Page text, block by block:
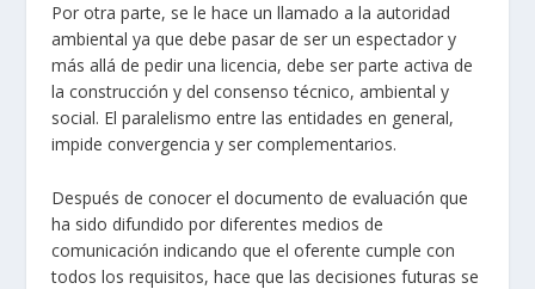
Por otra parte, se le hace un llamado a la autoridad
ambiental ya que debe pasar de ser un espectador y
más allá de pedir una licencia, debe ser parte activa de
la construcción y del consenso técnico, ambiental y
social. El paralelismo entre las entidades en general,
impide convergencia y ser complementarios.
Después de conocer el documento de evaluación que
ha sido difundido por diferentes medios de
comunicación indicando que el oferente cumple con
todos los requisitos, hace que las decisiones futuras se